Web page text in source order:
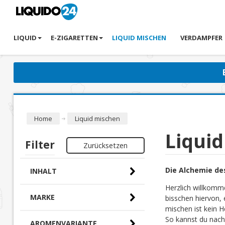
LIQUID E-ZIGARETTEN LIQUID MISCHEN VERDAMPFER
Home Liquid mischen
Die Alchemie
Herzlich
bisschen hiervon,
mischen ist kein
So kannst du
Filter Zurücksetzen
INHALT
MARKE